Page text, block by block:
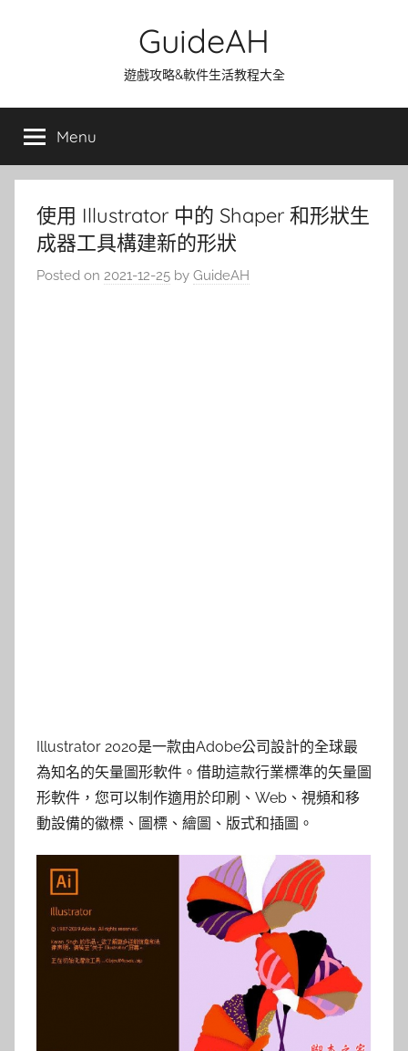
GuideAH
遊戲攻略&軟件生活教程大全
Menu
使用 Illustrator 中的 Shaper 和形狀生
成器工具構建新的形狀
Posted on 2021-12-25 by GuideAH
Illustrator 2020是一款由Adobe公司設計的全球最
為知名的矢量圖形軟件。借助這款行業標準的矢量圖
形軟件，您可以制作適用於印刷、Web、視頻和移
動設備的徽標、圖標、繪圖、版式和插圖。